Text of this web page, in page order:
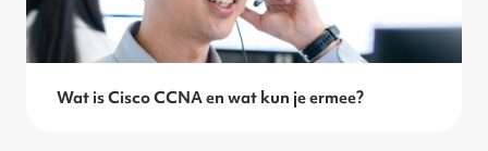
Wat is Cisco CCNA en wat kun je ermee?